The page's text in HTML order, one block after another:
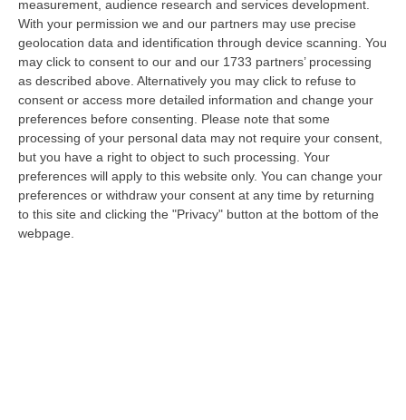
measurement, audience research and services development.
With your permission we and our partners may use precise
geolocation data and identification through device scanning. You
may click to consent to our and our 1733 partners’ processing
as described above. Alternatively you may click to refuse to
consent or access more detailed information and change your
preferences before consenting.
Please note that some
processing of your personal data may not require your consent,
but you have a right to object to such processing. Your
preferences will apply to this website only. You can change your
preferences or withdraw your consent at any time by returning
to this site and clicking the "Privacy" button at the bottom of the
webpage.
Torna In Calabria: OSM Cerca Professionisti Calabresi Che Vivono
Al Nord E Che Hanno Voglia Di Rientrare Nella Terra Di Origine
“Se per anni lasciare la Calabria è stata una scelta quasi obbligata oggi è
possibile fare un’inversione di marcia grazie ad OSM Centro Cala…
07 Agosto, 20:24
Tragedia A Calanna, 40enne Elettricista Muore Folgorato
“CALANNA Fabio Calabrò, 40enne elettricista è rimasto folgorato sul
lavoro mentre montava delle luminarie nel comune di Calanna.
Originario…
07 Agosto, 20:17